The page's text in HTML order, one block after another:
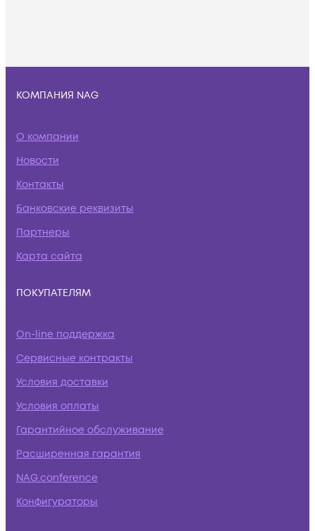
КОМПАНИЯ NAG
О компании
Новости
Контакты
Банковские реквизиты
Партнеры
Карта сайта
ПОКУПАТЕЛЯМ
On-line поддержка
Сервисные контракты
Условия доставки
Условия оплаты
Гарантийное обслуживание
Расширенная гарантия
NAG.conference
Конфигураторы